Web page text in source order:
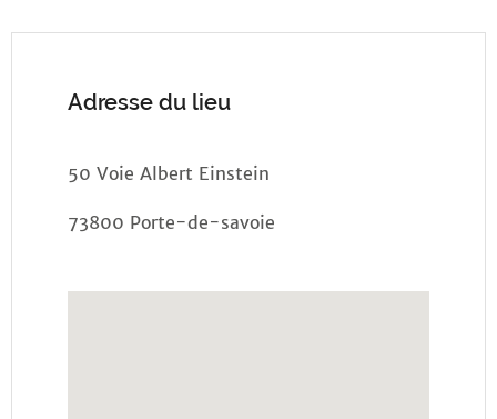
Adresse du lieu
50 Voie Albert Einstein
73800 Porte-de-savoie